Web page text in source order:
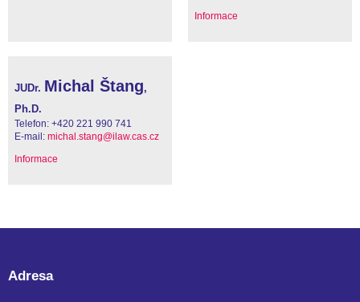
Informace
JUDr. Michal Štang,
Ph.D.
Telefon:+420 221 990 741
E-mail:michal.stang@ilaw.cas.cz
Informace
Adresa